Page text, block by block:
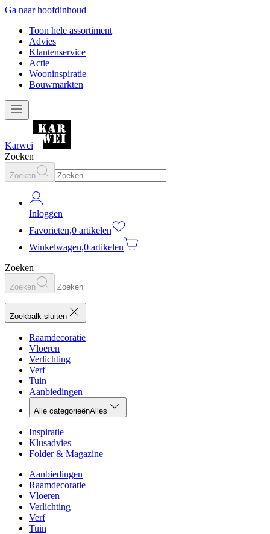
Ga naar hoofdinhoud
Toon hele assortiment
Advies
Klantenservice
Actie
Wooninspiratie
Bouwmarkten
Karwei
Zoeken
Zoeken
Inloggen
Favorieten,0 artikelen
Winkelwagen,0 artikelen
Zoeken
Zoeken
Zoekbalk sluiten
Raamdecoratie
Vloeren
Verlichting
Verf
Tuin
Aanbiedingen
Alle categorieënAlles
Inspiratie
Klusadvies
Folder & Magazine
Aanbiedingen
Raamdecoratie
Vloeren
Verlichting
Verf
Tuin